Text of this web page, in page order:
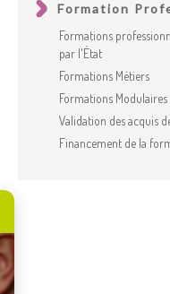
Formation
Formations
par l'État
Formations Métiers
Formations Modulaires
Validation des acquis
Financement de la